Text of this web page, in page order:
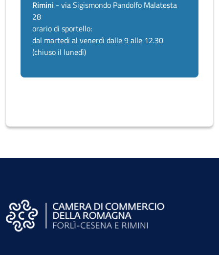
Rimini - via Sigismondo Pandolfo Malatesta
28
orario di sportello:
dal martedì al venerdì dalle 9 alle 12.30
(chiuso il lunedì)